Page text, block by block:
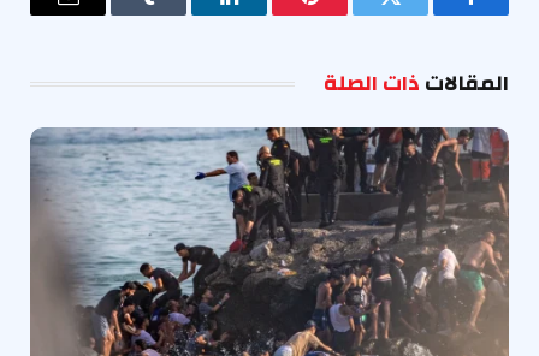
فيسبوك تويتر بينتيريستلينكدإن Tumblr
البريد
المقالاتذات الصلة